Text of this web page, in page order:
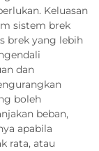
Keluasan
sistem brek
brek yang lebih
dan
boleh
beban,
apabila
rata, atau